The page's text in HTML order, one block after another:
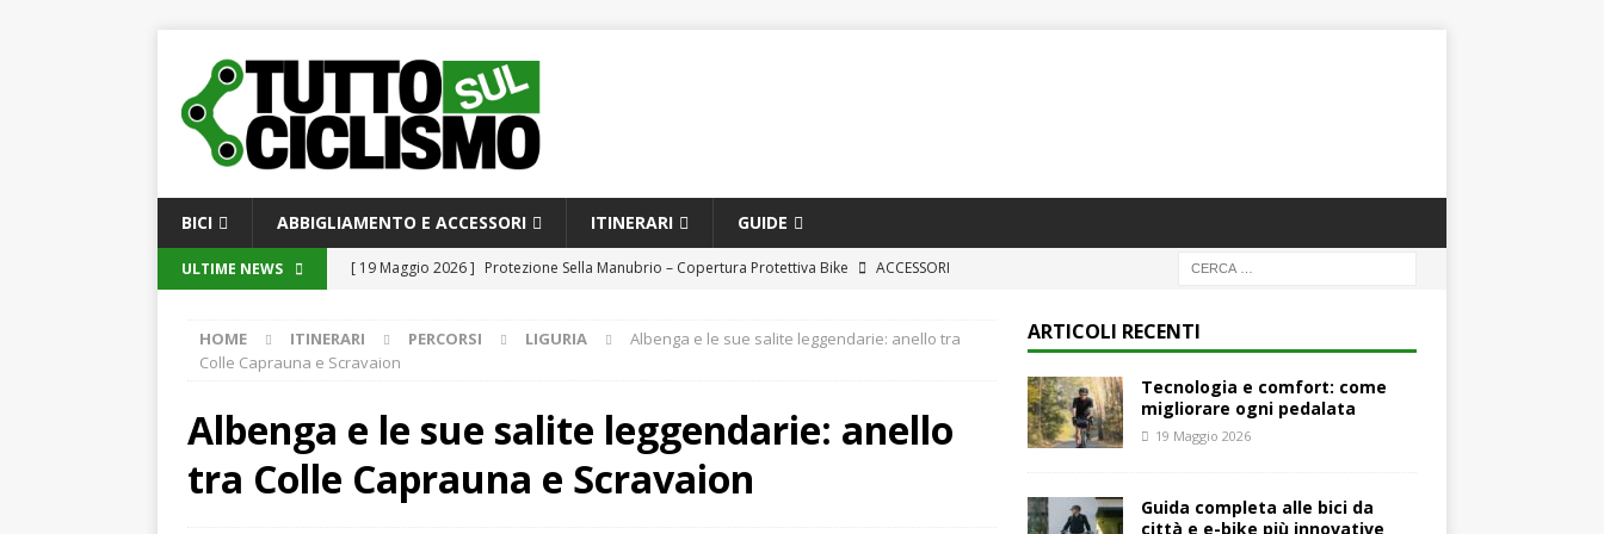
BICI ABBIGLIAMENTO E ACCESSORI ITINERARI GUIDE
ULTIME NEWS [ 19 Maggio 2026 ] Protezione Sella Manubrio – Copertura Protettiva Bike
ACCESSORI
moderno
GUIDE ALL’ACQUISTO
oggi e domani
GUIDE
[ 18 Maggio 2026 ] DuraTech Kit Attrezzi Bicicletta Professionale – Set Completo 41 Pezzi per
HOME ITINERARI PERCORSI LIGURIA
Albenga e le sue salite leggendarie: anello tra
Colle Caprauna e Scravaion
Albenga e le sue salite leggendarie: anello
tra Colle Caprauna e Scravaion
ARTICOLI RECENTI
Tecnologia e comfort: come
migliorare ogni pedalata
19 Maggio 2026
Guida completa alle bici da
città e e-bike più innovative